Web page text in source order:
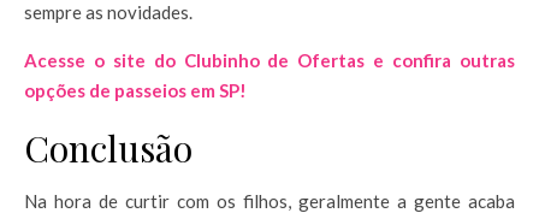
sempre as novidades.
Acesse o site do Clubinho de Ofertas e confira outras
opções de passeios em SP!
Conclusão
Na hora de curtir com os filhos, geralmente a gente acaba